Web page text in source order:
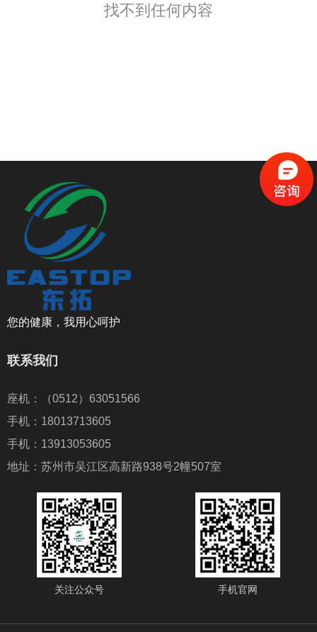
找不到任何内容
您的健康，我用心呵护
联系我们
座机：（0512）63051566
手机：18013713605
手机：13913053605
地址：苏州市吴江区高新路938号2幢507室
关注公众号 手机官网